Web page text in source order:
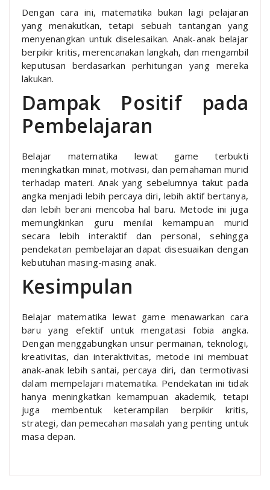
Dengan cara ini, matematika bukan lagi pelajaran
yang menakutkan, tetapi sebuah tantangan yang
menyenangkan untuk diselesaikan. Anak-anak belajar
berpikir kritis, merencanakan langkah, dan mengambil
keputusan berdasarkan perhitungan yang mereka
lakukan.
Dampak Positif pada
Pembelajaran
Belajar matematika lewat game terbukti
meningkatkan minat, motivasi, dan pemahaman murid
terhadap materi. Anak yang sebelumnya takut pada
angka menjadi lebih percaya diri, lebih aktif bertanya,
dan lebih berani mencoba hal baru. Metode ini juga
memungkinkan guru menilai kemampuan murid
secara lebih interaktif dan personal, sehingga
pendekatan pembelajaran dapat disesuaikan dengan
kebutuhan masing-masing anak.
Kesimpulan
Belajar matematika lewat game menawarkan cara
baru yang efektif untuk mengatasi fobia angka.
Dengan menggabungkan unsur permainan, teknologi,
kreativitas, dan interaktivitas, metode ini membuat
anak-anak lebih santai, percaya diri, dan termotivasi
dalam mempelajari matematika. Pendekatan ini tidak
hanya meningkatkan kemampuan akademik, tetapi
juga membentuk keterampilan berpikir kritis,
strategi, dan pemecahan masalah yang penting untuk
masa depan.